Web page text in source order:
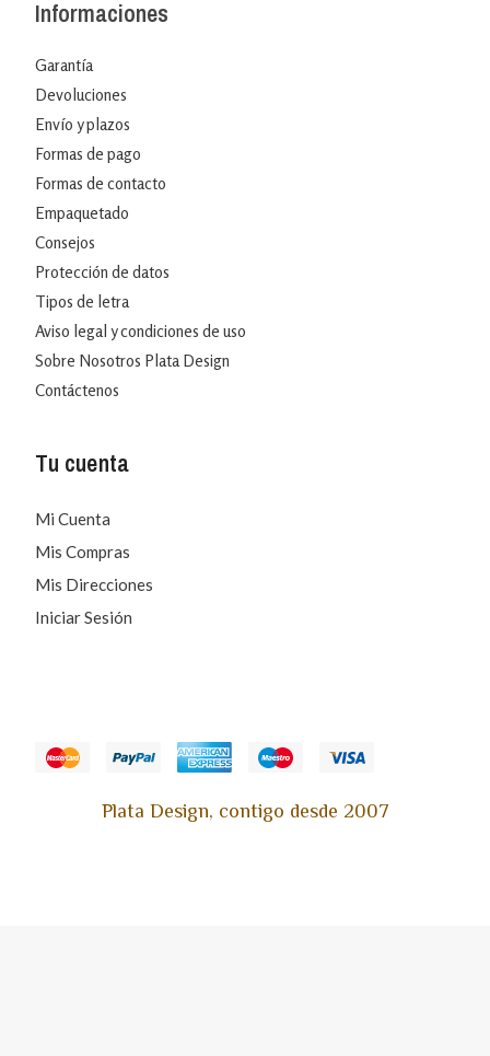
Informaciones
Garantía
Devoluciones
Envío y plazos
Formas de pago
Formas de contacto
Empaquetado
Consejos
Protección de datos
Tipos de letra
Aviso legal y condiciones de uso
Sobre Nosotros Plata Design
Contáctenos
Tu cuenta
Mi Cuenta
Mis Compras
Mis Direcciones
Iniciar Sesión
Plata Design, contigo desde 2007